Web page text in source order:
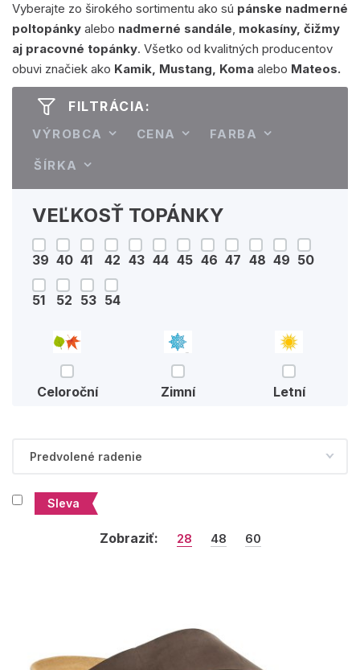
Vyberajte zo širokého sortimentu ako sú pánske nadmerné
poltopánky alebo nadmerné sandále, mokasíny, čižmy
aj pracovné topánky. Všetko od kvalitných producentov
obuvi značiek ako Kamik, Mustang, Koma alebo Mateos.
FILTRÁCIA:
VÝROBCA CENA FARBA
ŠÍRKA
VEĽKOSŤ TOPÁNKY
39 40 41 42 43 44 45 46 47 48 49 50
51 52 53 54
Celoroční Zimní Letní
Sleva
Zobraziť: 28 48 60